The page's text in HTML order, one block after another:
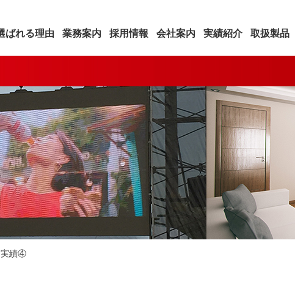
ばれる理由 業務案内 採用情報 会社案内 実績紹介 取扱製品
実績④